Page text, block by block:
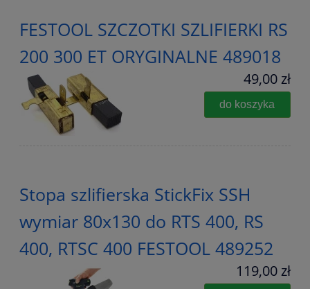
FESTOOL SZCZOTKI SZLIFIERKI RS
200 300 ET ORYGINALNE 489018
49,00 zł
do koszyka
Stopa szlifierska StickFix SSH
wymiar 80x130 do RTS 400, RS
400, RTSC 400 FESTOOL 489252
119,00 zł